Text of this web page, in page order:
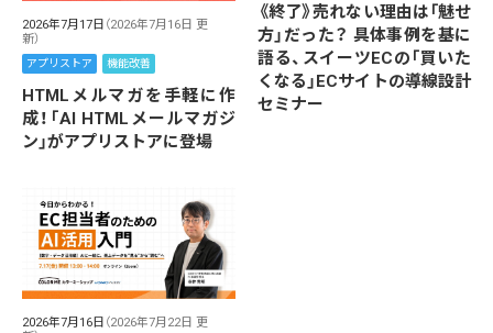
2026年7月17日 （2026年7月16日 更
新）
アプリストア 機能改善
HTMLメルマガを手軽に作
成！「AI HTMLメールマガジ
ン」がアプリストアに登場
《終了》売れない理由は「魅せ
方」だった？ 具体事例を基に
語る、スイーツECの「買いた
くなる」ECサイトの導線設計
セミナー
2026年7月16日 （2026年7月22日 更